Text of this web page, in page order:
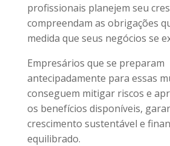
profissionais planejem seu
compreendam as obrigações
medida que seus negócios se
Empresários que se preparam
antecipadamente para essas
conseguem mitigar riscos e
os benefícios disponíveis,
crescimento sustentável e
equilibrado.